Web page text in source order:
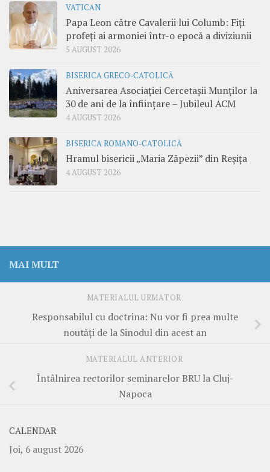
VATICAN
Papa Leon către Cavalerii lui Columb: Fiți
profeți ai armoniei într-o epocă a diviziunii
5 AUGUST 2026
BISERICA GRECO-CATOLICĂ
Aniversarea Asociației Cercetașii Munților la
30 de ani de la înființare – Jubileul ACM
4 AUGUST 2026
BISERICA ROMANO-CATOLICĂ
Hramul bisericii „Maria Zăpezii” din Reșița
4 AUGUST 2026
MAI MULT
MATERIALUL URMĂTOR
Responsabilul cu doctrina: Nu vor fi prea multe
noutăți de la Sinodul din acest an
MATERIALUL ANTERIOR
Întâlnirea rectorilor seminarelor BRU la Cluj-
Napoca
CALENDAR
Joi, 6 august 2026